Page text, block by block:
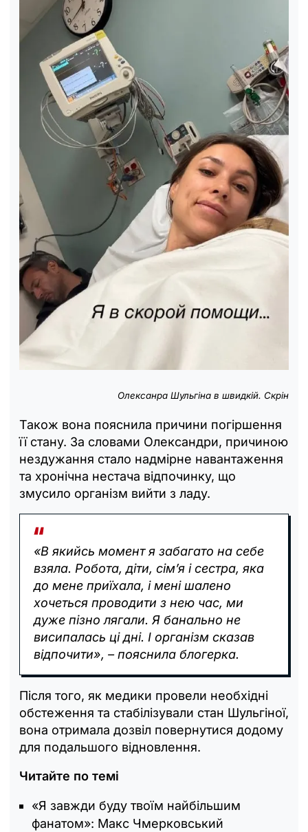
Олексанра Шульгіна в швидкій. Скрін
Також вона пояснила причини погіршення
її стану. За словами Олександри, причиною
нездужання стало надмірне навантаження
та хронічна нестача відпочинку, що
змусило організм вийти з ладу.
«В якийсь момент я забагато на себе
взяла. Робота, діти, сім’я і сестра, яка
до мене приїхала, і мені шалено
хочеться проводити з нею час, ми
дуже пізно лягали. Я банально не
висипалась ці дні. І організм сказав
відпочити», – пояснила блогерка.
Після того, як медики провели необхідні
обстеження та стабілізували стан Шульгіної,
вона отримала дозвіл повернутися додому
для подальшого відновлення.
Читайте по темі
«Я завжди буду твоїм найбільшим
фанатом»: Макс Чмерковський